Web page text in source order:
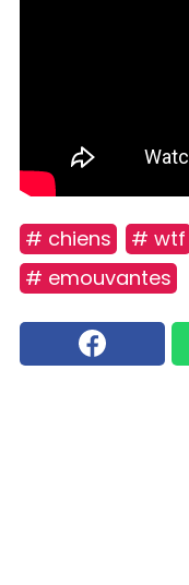
# chiens # wtf
# emouvantes